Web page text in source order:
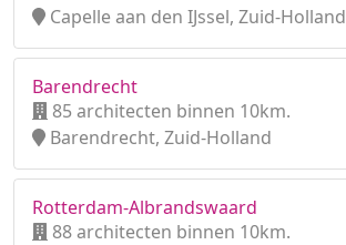
Capelle aan den IJssel, Zuid-Holland
Barendrecht
85 architecten binnen 10km.
Barendrecht, Zuid-Holland
Rotterdam-Albrandswaard
88 architecten binnen 10km.